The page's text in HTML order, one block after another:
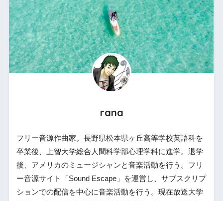
rana
フリー音源作曲家。長野県松本県ヶ丘高等学校英語科を
卒業後、上智大学総合人間科学部心理学科に進学。退学
後、アメリカのミュージシャンと音楽活動を行う。フリ
ー音源サイト「Sound Escape」を運営し、サブスクリプ
ションでの配信を中心に音楽活動を行う。現在放送大学